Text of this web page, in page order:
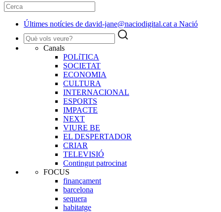
Últimes notícies de david-jane@naciodigital.cat a Nació
Canals
POLíTICA
SOCIETAT
ECONOMIA
CULTURA
INTERNACIONAL
ESPORTS
IMPACTE
NEXT
VIURE BE
EL DESPERTADOR
CRIAR
TELEVISIÓ
Contingut patrocinat
FOCUS
finançament
barcelona
sequera
habitatge